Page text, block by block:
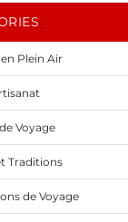
Plein Air
Voyage
Traditions
de Voyage